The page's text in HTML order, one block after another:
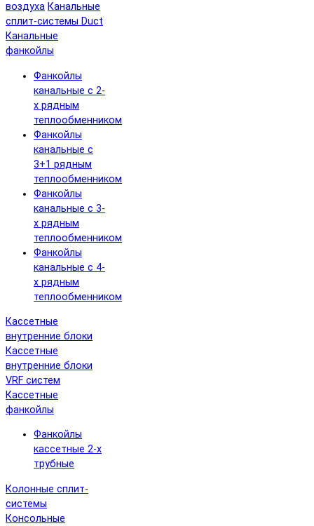
воздуха Канальные
сплит-системы Duct
Канальные
фанкойлы
Фанкойлы
канальные с 2-
х рядным
теплообменником
Фанкойлы
канальные с
3+1 рядным
теплообменником
Фанкойлы
канальные с 3-
х рядным
теплообменником
Фанкойлы
канальные с 4-
х рядным
теплообменником
Кассетные
внутренние блоки
Кассетные
внутренние блоки
VRF систем
Кассетные
фанкойлы
Фанкойлы
кассетные 2-х
трубные
Колонные сплит-
системы
Консольные